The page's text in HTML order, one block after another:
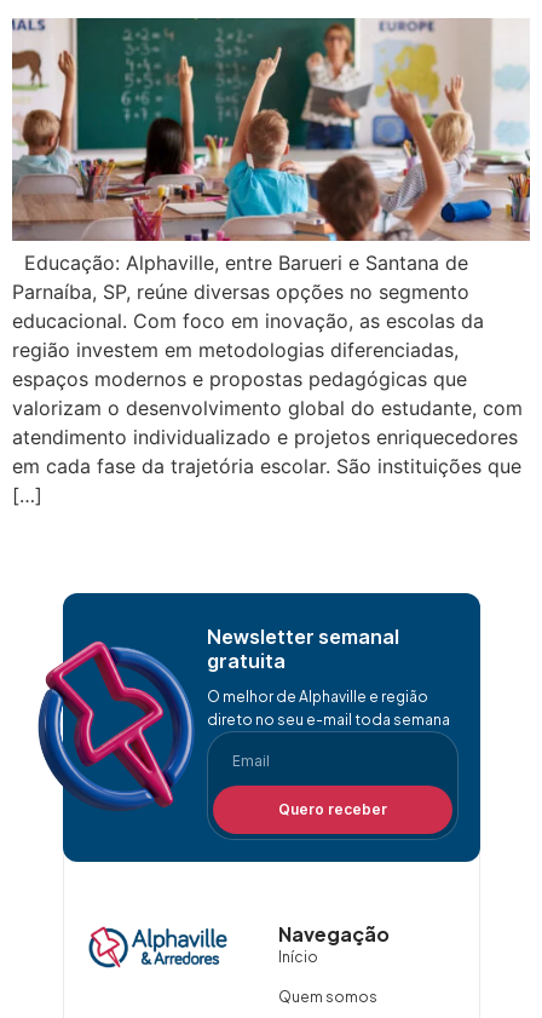
Educação: Alphaville, entre Barueri e Santana de
Parnaíba, SP, reúne diversas opções no segmento
educacional. Com foco em inovação, as escolas da
região investem em metodologias diferenciadas,
espaços modernos e propostas pedagógicas que
valorizam o desenvolvimento global do estudante, com
atendimento individualizado e projetos enriquecedores
em cada fase da trajetória escolar. São instituições que
[…]
Newsletter semanal
gratuita
O melhor de Alphaville e região
direto no seu e-mail toda semana
Quero receber
Navegação
Início
Quem somos